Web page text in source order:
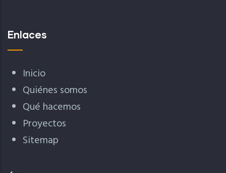
Enlaces
Inicio
Quiénes somos
Qué hacemos
Proyectos
Sitemap